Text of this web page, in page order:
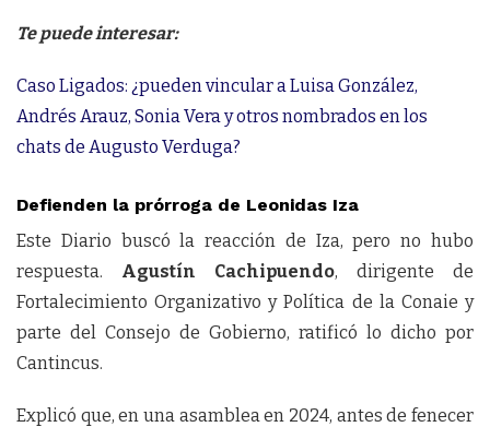
Te puede interesar:
Caso Ligados: ¿pueden vincular a Luisa González,
Andrés Arauz, Sonia Vera y otros nombrados en los
chats de Augusto Verduga?
Defienden la prórroga de Leonidas Iza
Este Diario buscó la reacción de Iza, pero no hubo
respuesta. Agustín Cachipuendo, dirigente de
Fortalecimiento Organizativo y Política de la Conaie y
parte del Consejo de Gobierno, ratificó lo dicho por
Cantincus.
Explicó que, en una asamblea en 2024, antes de fenecer